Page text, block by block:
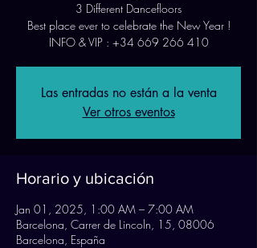
3 Different Dancefloors
Best place ever to celebrate the New Year !
INFO & VIP : +34 669 266 410
Las entradas no están a la venta
Ver otros eventos
Horario y ubicación
Jan 01, 2025, 1:00 AM – 7:00 AM
Barcelona, Carrer de Lincoln, 15, 08006
Barcelona, España